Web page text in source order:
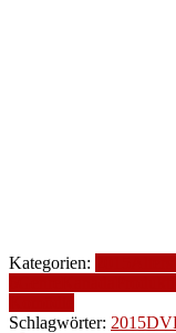
Kategorien:
Schlagwörter: 2015